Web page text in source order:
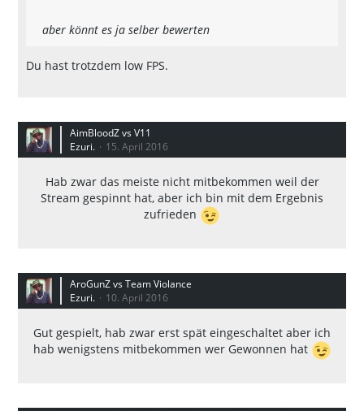
aber könnt es ja selber bewerten
Du hast trotzdem low FPS.
AimBloodZ vs V11
Ezuri.
15. April 2016
Hab zwar das meiste nicht mitbekommen weil der
Stream gespinnt hat, aber ich bin mit dem Ergebnis
zufrieden
AroGunZ vs Team Violance
Ezuri.
10. April 2016
Gut gespielt, hab zwar erst spät eingeschaltet aber ich
hab wenigstens mitbekommen wer Gewonnen hat